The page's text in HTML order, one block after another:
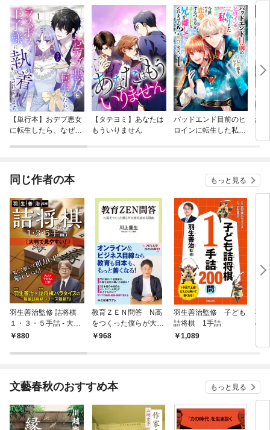
【単行本】おデブ悪女
に転生したら、なぜか
【タテヨミ】あなたは
もういりません
バッドエンド目前のヒ
ロインに転生した私、
結
同じ作者の本 もっと見る
羽生善治監修 詰将棋
１・３・５手詰 - 大判
で見やすい！ -
880
教育ＺＥＮ問答 N高
をつくった僕らが大学
を始める理由
968
羽生善治監修 子ども
詰将棋 1手詰
1,089
羽
の
文藝春秋のおすすめ本 もっと見る